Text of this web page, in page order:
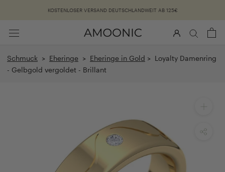
KOSTENLOSER VERSAND DEUTSCHLANDWEIT AB 125€
Schmuck > Eheringe > Eheringe in Gold > Loyalty Damenring
- Gelbgold vergoldet - Brillant